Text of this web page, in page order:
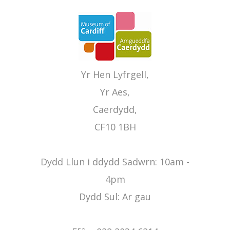
Yr Hen Lyfrgell,
Yr Aes,
Caerdydd,
CF10 1BH
Dydd Llun i ddydd Sadwrn: 10am -
4pm
Dydd Sul: Ar gau